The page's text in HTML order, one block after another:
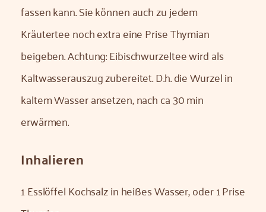
fassen kann. Sie können auch zu jedem
Kräutertee noch extra eine Prise Thymian
beigeben. Achtung: Eibischwurzeltee wird als
Kaltwasserauszug zubereitet. D.h. die Wurzel in
kaltem Wasser ansetzen, nach ca 30 min
erwärmen.
Inhalieren
1 Esslöffel Kochsalz in heißes Wasser, oder 1 Prise